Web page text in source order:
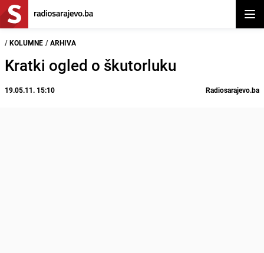
/ KOLUMNE / ARHIVA
Kratki ogled o škutorluku
19.05.11. 15:10 Radiosarajevo.ba